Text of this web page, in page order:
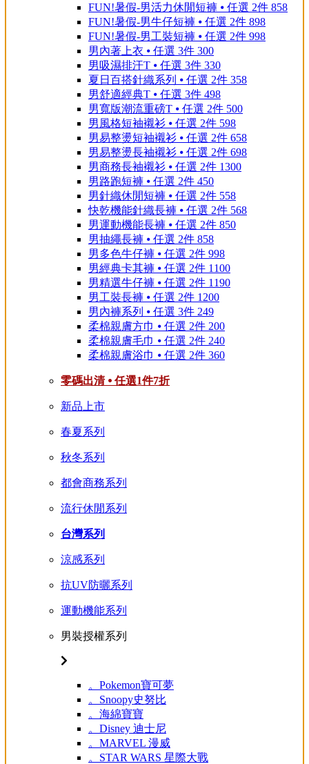
FUN!暑假-男活力休閒短褲 ⦁ 任選 2件 858
FUN!暑假-男牛仔短褲 ⦁ 任選 2件 898
FUN!暑假-男工裝短褲 ⦁ 任選 2件 998
男內著上衣 ⦁ 任選 3件 300
男吸濕排汗T ⦁ 任選 3件 330
夏日百搭針織系列 ⦁ 任選 2件 358
男舒適經典T ⦁ 任選 3件 498
男寬版潮流重磅T ⦁ 任選 2件 500
男風格短袖襯衫 ⦁ 任選 2件 598
男易整燙短袖襯衫 ⦁ 任選 2件 658
男易整燙長袖襯衫 ⦁ 任選 2件 698
男商務長袖襯衫 ⦁ 任選 2件 1300
男路跑短褲 ⦁ 任選 2件 450
男針織休閒短褲 ⦁ 任選 2件 558
快乾機能針織長褲 ⦁ 任選 2件 568
男運動機能長褲 ⦁ 任選 2件 850
男抽繩長褲 ⦁ 任選 2件 858
男多色牛仔褲 ⦁ 任選 2件 998
男經典卡其褲 ⦁ 任選 2件 1100
男精選牛仔褲 ⦁ 任選 2件 1190
男工裝長褲 ⦁ 任選 2件 1200
男內褲系列 ⦁ 任選 3件 249
柔棉親膚方巾 ⦁ 任選 2件 200
柔棉親膚毛巾 ⦁ 任選 2件 240
柔棉親膚浴巾 ⦁ 任選 2件 360
零碼出清 ⦁ 任選1件7折
新品上市
春夏系列
秋冬系列
都會商務系列
流行休閒系列
台灣系列
涼感系列
抗UV防曬系列
運動機能系列
男裝授權系列
。Pokemon寶可夢
。Snoopy史努比
。海綿寶寶
。Disney 迪士尼
。MARVEL 漫威
。STAR WARS 星際大戰